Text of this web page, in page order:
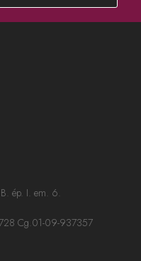
ép. I. em. 6.
Cg.01-09-937357